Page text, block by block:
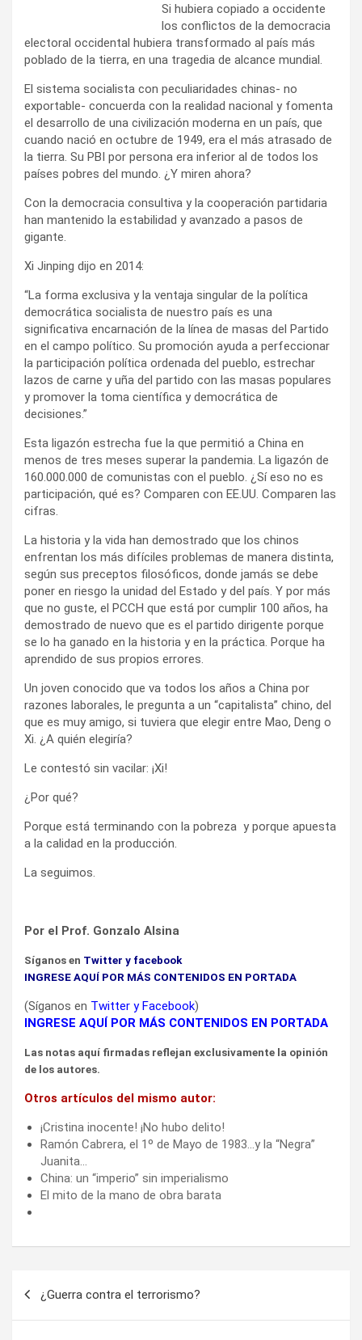
Si hubiera copiado a occidente
los conflictos de la democracia
electoral occidental hubiera transformado al país más
poblado de la tierra, en una tragedia de alcance mundial.
El sistema socialista con peculiaridades chinas- no
exportable- concuerda con la realidad nacional y fomenta
el desarrollo de una civilización moderna en un país, que
cuando nació en octubre de 1949, era el más atrasado de
la tierra. Su PBI por persona era inferior al de todos los
países pobres del mundo. ¿Y miren ahora?
Con la democracia consultiva y la cooperación partidaria
han mantenido la estabilidad y avanzado a pasos de
gigante.
Xi Jinping dijo en 2014:
“La forma exclusiva y la ventaja singular de la política
democrática socialista de nuestro país es una
significativa encarnación de la línea de masas del Partido
en el campo político. Su promoción ayuda a perfeccionar
la participación política ordenada del pueblo, estrechar
lazos de carne y uña del partido con las masas populares
y promover la toma científica y democrática de
decisiones.”
Esta ligazón estrecha fue la que permitió a China en
menos de tres meses superar la pandemia. La ligazón de
160.000.000 de comunistas con el pueblo. ¿Sí eso no es
participación, qué es? Comparen con EE.UU. Comparen las
cifras.
La historia y la vida han demostrado que los chinos
enfrentan los más difíciles problemas de manera distinta,
según sus preceptos filosóficos, donde jamás se debe
poner en riesgo la unidad del Estado y del país. Y por más
que no guste, el PCCH que está por cumplir 100 años, ha
demostrado de nuevo que es el partido dirigente porque
se lo ha ganado en la historia y en la práctica. Porque ha
aprendido de sus propios errores.
Un joven conocido que va todos los años a China por
razones laborales, le pregunta a un “capitalista” chino, del
que es muy amigo, si tuviera que elegir entre Mao, Deng o
Xi. ¿A quién elegiría?
Le contestó sin vacilar: ¡Xi!
¿Por qué?
Porque está terminando con la pobreza y porque apuesta
a la calidad en la producción.
La seguimos.
Por el Prof. Gonzalo Alsina
Síganos en Twitter y facebook
INGRESE AQUÍ POR MÁS CONTENIDOS EN PORTADA
(Síganos en Twitter yFacebook)
INGRESE AQUÍ POR MÁS CONTENIDOS EN PORTADA
Las notas aquí firmadas reflejan exclusivamente la opinión
de los autores.
Otros artículos del mismo autor:
¡Cristina inocente! ¡No hubo delito!
Ramón Cabrera, el 1º de Mayo de 1983…y la “Negra”
Juanita…
China: un “imperio” sin imperialismo
El mito de la mano de obra barata
¿Guerra contra el terrorismo?